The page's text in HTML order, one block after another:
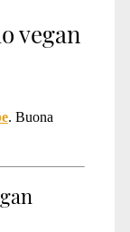
vegan
. Buona